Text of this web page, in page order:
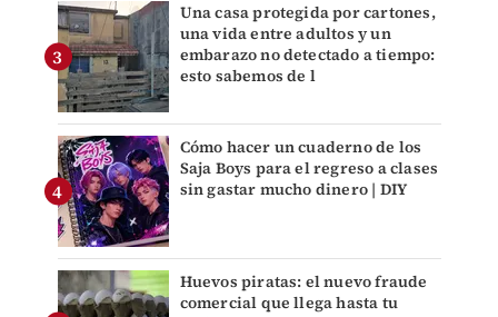
Una casa protegida por cartones,
una vida entre adultos y un
embarazo no detectado a tiempo:
esto sabemos de l
Cómo hacer un cuaderno de los
Saja Boys para el regreso a clases
sin gastar mucho dinero | DIY
Huevos piratas: el nuevo fraude
comercial que llega hasta tu